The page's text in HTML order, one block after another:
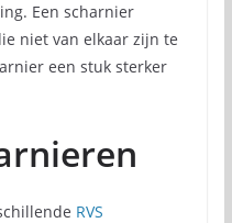
Een scharnier
niet van elkaar zijn te
een stuk sterker
RVS